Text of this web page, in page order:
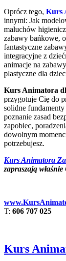
Oprócz tego, Kurs
innymi: Jak
maluchów
zabawy bańkowe,
fantastyczne
integracyjne z
animacje na
plastyczne dla
Kurs Animatora
przygotuje Cię do
solidne
poznanie zasad
zapobiec,
dowolnym
potrzebujesz.
Kurs Animatora
zapraszają
T: 606 707 025
Kurs